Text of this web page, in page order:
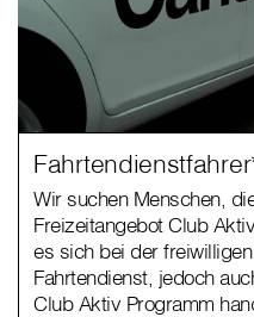
Wir suchen Menschen,
Freizeitangebot Club
es sich bei der
Fahrtendienst, jedoch
Club Aktiv Programm